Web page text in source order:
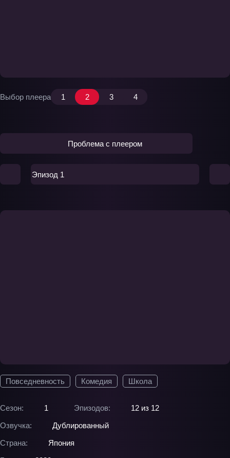
Повседневность Комедия Школа
Сезон: 1 Эпизодов:
12 из 12
Озвучка:
Дублированный
Страна:
Япония
Выбор плеера 1 2 3 4
Проблема с плеером
Эпизод 1